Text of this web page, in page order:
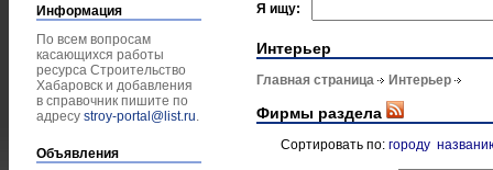
Информация
По всем вопросам
касающихся работы
ресурса Строительство
Хабаровск и добавления
в справочник пишите по
адресу stroy-portal@list.ru.
Объявления
Я ищу:
Интерьер
Главная страница Интерьер
Фирмы раздела
Сортировать по: городу